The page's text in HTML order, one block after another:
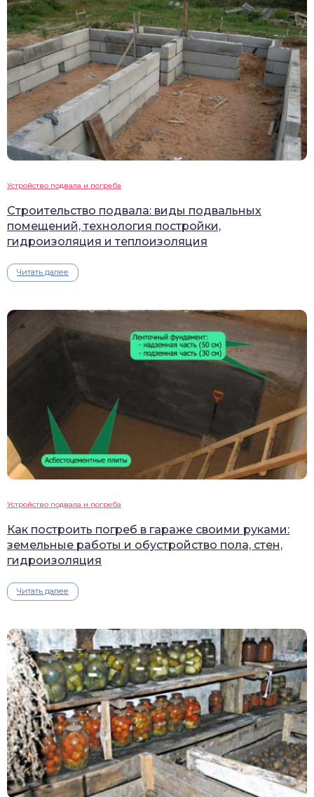
Устройство подвала и погреба
Строительство подвала: виды подвальных
помещений, технология постройки,
гидроизоляция и теплоизоляция
Читать далее
Устройство подвала и погреба
Как построить погреб в гараже своими руками:
земельные работы и обустройство пола, стен,
гидроизоляция
Читать далее